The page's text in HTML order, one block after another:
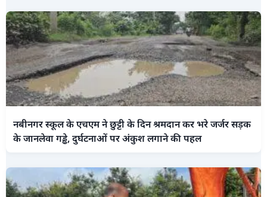
नबीनगर स्कूल के एचएम ने छुट्टी के दिन श्रमदान कर भरे जर्जर सड़क
के जानलेवा गड्ढे, दुर्घटनाओं पर अंकुश लगाने की पहल